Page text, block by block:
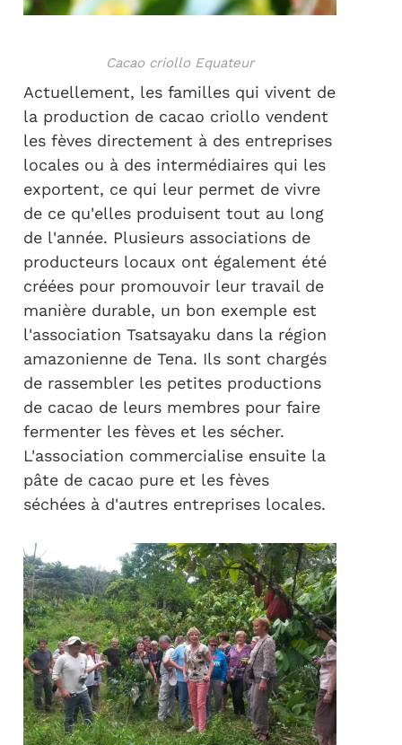
Cacao criollo Equateur
Actuellement, les familles qui vivent de
la production de cacao criollo vendent
les fèves directement à des entreprises
locales ou à des intermédiaires qui les
exportent, ce qui leur permet de vivre
de ce qu'elles produisent tout au long
de l'année. Plusieurs associations de
producteurs locaux ont également été
créées pour promouvoir leur travail de
manière durable, un bon exemple est
l'association Tsatsayaku dans la région
amazonienne de Tena. Ils sont chargés
de rassembler les petites productions
de cacao de leurs membres pour faire
fermenter les fèves et les sécher.
L'association commercialise ensuite la
pâte de cacao pure et les fèves
séchées à d'autres entreprises locales.